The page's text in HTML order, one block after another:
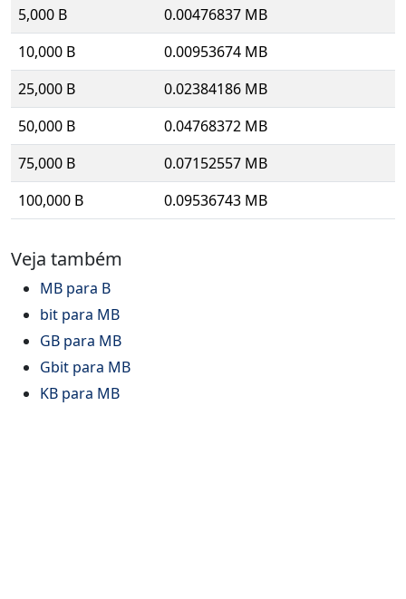
5,000 B
0.00476837 MB
10,000 B
0.00953674 MB
25,000 B
0.02384186 MB
50,000 B
0.04768372 MB
75,000 B
0.07152557 MB
100,000 B
0.09536743 MB
Veja também
MB para B
bit para MB
GB para MB
Gbit para MB
KB para MB